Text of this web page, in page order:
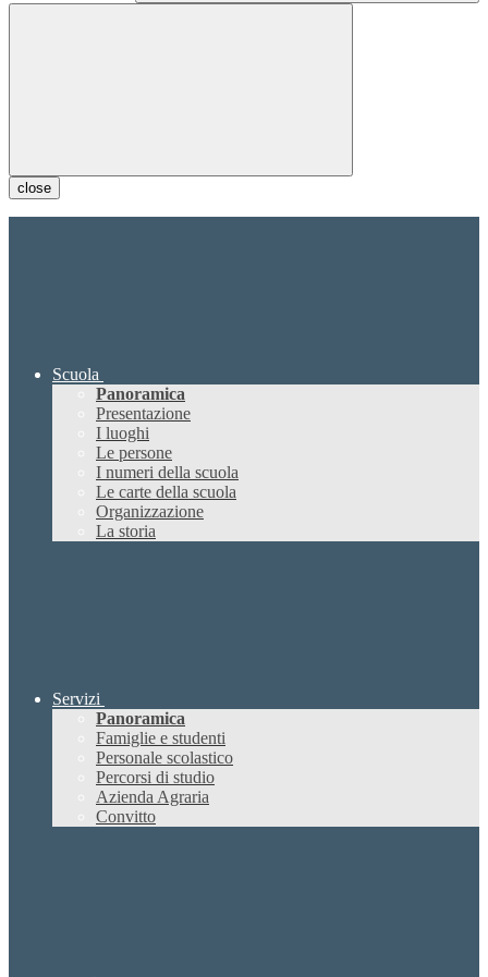
close
Scuola
Panoramica
Presentazione
I luoghi
Le persone
I numeri della scuola
Le carte della scuola
Organizzazione
La storia
Servizi
Panoramica
Famiglie e studenti
Personale scolastico
Percorsi di studio
Azienda Agraria
Convitto